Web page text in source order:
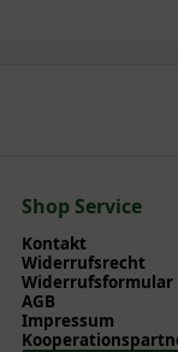
'Navaho'® /
Shop Service
Kontakt
Widerrufsrecht
Widerrufsformular
AGB
Impressum